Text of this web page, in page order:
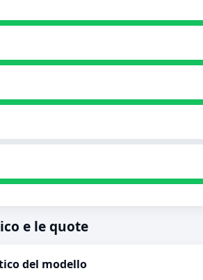
e le quote
del modello